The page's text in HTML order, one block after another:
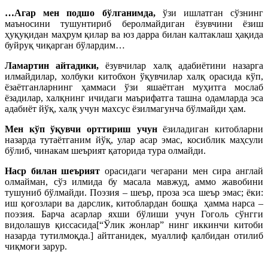
…Агар мен подшо бўлганимда,ўзи ишлатган сўзнинг
маъносини тушунтириб беролмайдиган ёзувчини ёзиш
ҳуқуқидан маҳрум қилар ва юз дарра билан калтаклаш ҳақида
буйруқ чиқарган бўлардим…
Ламартин айтадики, ёзувчилар халқ адабиётини назарга
илмайдилар, холбуки китобхон ўқувчилар халқ орасида кўп,
ёзаётганларнинг ҳаммаси ўзи яшаётган муҳитга мослаб
ёзадилар, халқнинг ичидаги маърифатга ташна одамларда эса
адабиёт йўқ, халқ учун махсус ёзилмагунча бўлмайди ҳам.
Мен кўп ўқувчи орттириш учунёзиладиган китобларни
назарда тутаётганим йўқ, улар асар эмас, косиблик маҳсули
бўлиб, чинакам шеърият қаторида тура олмайди.
Наср билан шеърият орасидаги чегарани мен сира англай
олмайман, сўз илмида бу масала мавжуд, аммо жавобини
тушуниб бўлмайди. Поэзия – шеър, проза эса шеър эмас; ёки:
иш қоғозлари ва дарслик, китоблардан бошқа ҳамма нарса –
поэзия. Барча асарлар яхши бўлиши учун Гоголь сўнгги
видолашув қиссасида[“Ўлик жонлар” нинг иккинчи китоби
назарда тутилмоқда.] айтганидек, муаллиф қалбидан отилиб
чиқмоғи зарур.